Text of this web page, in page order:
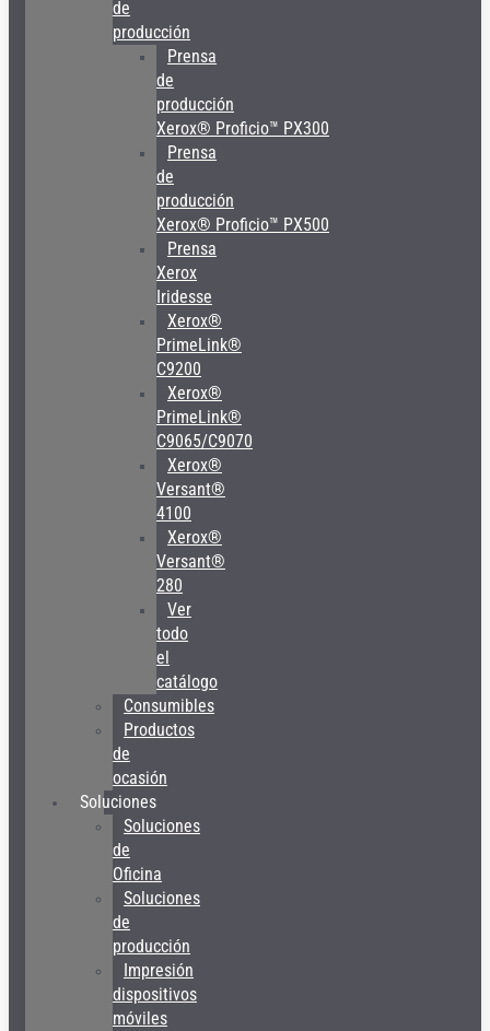
de
producción
Prensa
de
producción
Xerox® Proficio™ PX300
Prensa
de
producción
Xerox® Proficio™ PX500
Prensa
Xerox
Iridesse
Xerox®
PrimeLink®
C9200
Xerox®
PrimeLink®
C9065/C9070
Xerox®
Versant®
4100
Xerox®
Versant®
280
Ver
todo
el
catálogo
Consumibles
Productos
de
ocasión
Soluciones
Soluciones
de
Oficina
Soluciones
de
producción
Impresión
dispositivos
móviles